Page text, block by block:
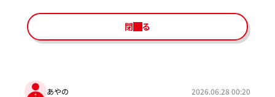
閉じる
あやの 2026.06.28 00:20